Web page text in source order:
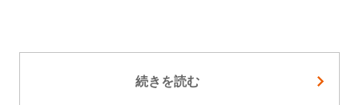
続きを読む